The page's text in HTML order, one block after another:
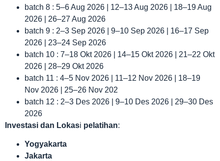
batch 8 : 5–6 Aug 2026 | 12–13 Aug 2026 | 18–19 Aug
2026 | 26–27 Aug 2026
batch 9 : 2–3 Sep 2026 | 9–10 Sep 2026 | 16–17 Sep
2026 | 23–24 Sep 2026
batch 10 : 7–18 Okt 2026 | 14–15 Okt 2026 | 21–22 Okt
2026 | 28–29 Okt 2026
batch 11 : 4–5 Nov 2026 | 11–12 Nov 2026 | 18–19
Nov 2026 | 25–26 Nov 202
batch 12 : 2–3 Des 2026 | 9–10 Des 2026 | 29–30 Des
2026
Investasi dan Lokasi pelatihan:
Yogyakarta
Jakarta